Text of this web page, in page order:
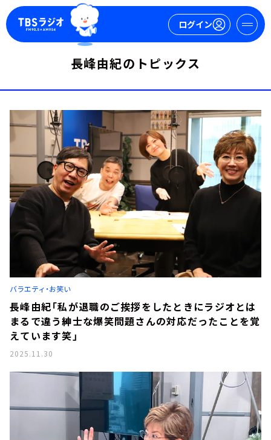
ログイン
今日の番組表
週間番組表
トピックス
TBS Podcast
お知らせ
イベント・グッズ
YouTube
会社情報
長峰由紀のトピックス
バラエティ・お笑い
長峰由紀「私が退職のご挨拶をしたときにラジオとは
まるで違う紳士な爆笑問題さんの対応だったことを覚
えています笑」
2025.11.30